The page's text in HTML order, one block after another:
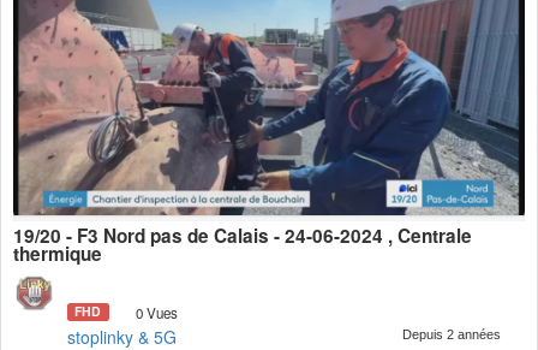
19/20 - F3 Nord pas de Calais - 24-06-2024 , Centrale
thermique
FHD 0 Vues
stoplinky & 5G Depuis 2 années